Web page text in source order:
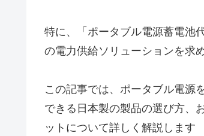
特に、「ポータブル電源蓄電池
の電力供給ソリューションを求
この記事では、ポータブル電源
できる日本製の製品の選び方、
ットについて詳しく解説します